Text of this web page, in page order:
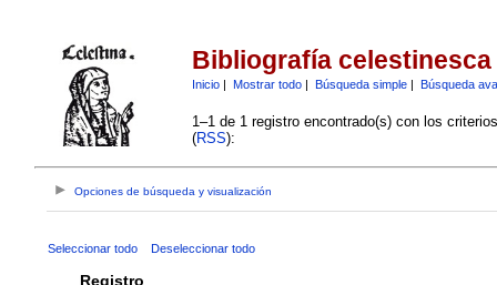
Bibliografía celestinesca
Inicio| Mostrar todo| Búsqueda simple| Búsqueda
1–1 de 1 registro encontrado(s) con los
(RSS):
Opciones de búsqueda y visualización
Seleccionar todo Deseleccionar todo
Registro